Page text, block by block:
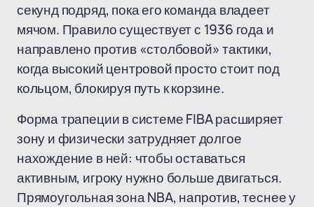
секунд подряд, пока его команда владеет
мячом. Правило существует с 1936 года и
направлено против «столбовой» тактики,
когда высокий центровой просто стоит под
кольцом, блокируя путь к корзине.
Форма трапеции в системе FIBA расширяет
зону и физически затрудняет долгое
нахождение в ней: чтобы оставаться
активным, игроку нужно больше двигаться.
Прямоугольная зона NBA, напротив, теснее у